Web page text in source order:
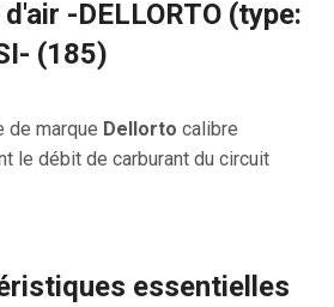
-DELLORTO (type:
(185)
de marque Dellorto calibre
le débit de carburant du circuit
essentielles